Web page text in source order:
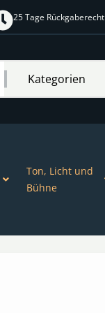
25 Tage Rückgaberecht
Ton, Licht und
Bühne